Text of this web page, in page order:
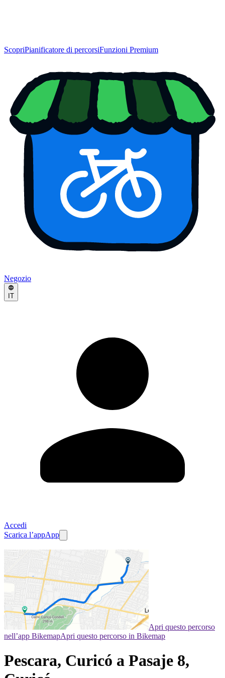
ScopriPianificatore di percorsiFunzioni Premium
Negozio
IT
Accedi
Scarica l’appApp
Apri questo percorso
nell’app BikemapApri questo percorso in Bikemap
Pescara, Curicó a Pasaje 8,